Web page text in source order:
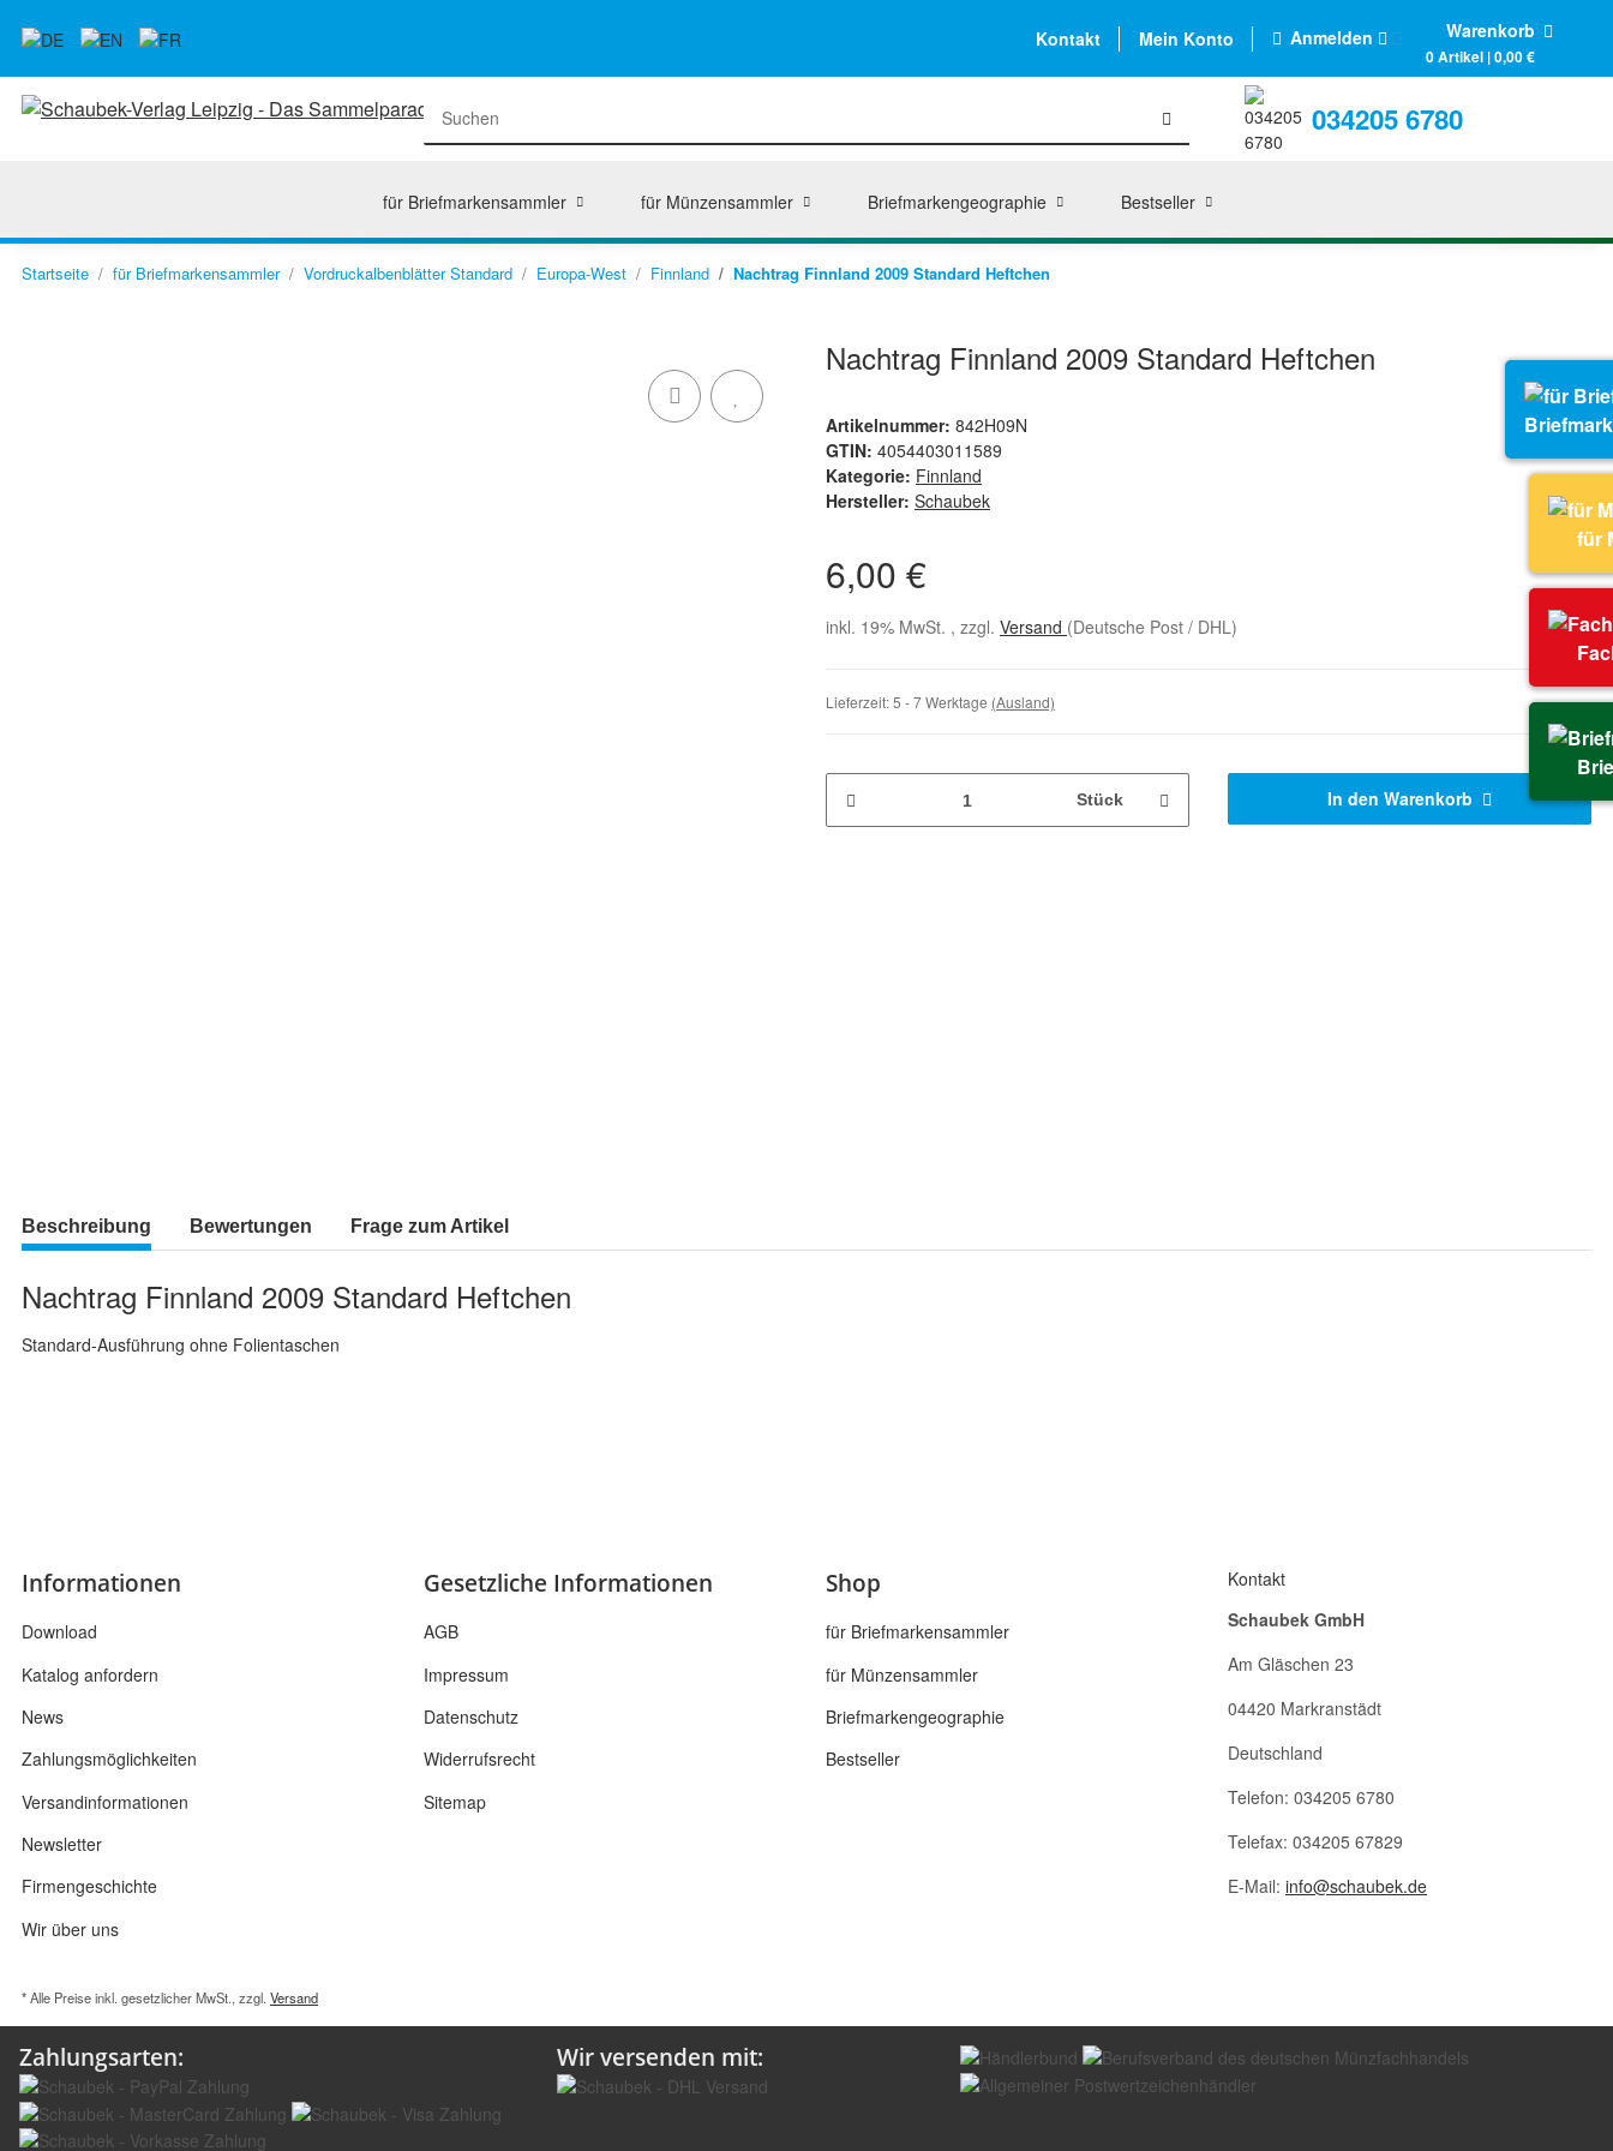
Kontakt Mein Konto Anmelden Warenkorb
0 Artikel | 0,00 €
034205 6780
für Briefmarkensammler für Münzensammler Briefmarkengeographie Bestseller
Startseite für Briefmarkensammler Vordruckalbenblätter Standard Europa-West Finnland Nachtrag Finnland 2009 Standard Heftchen
Nachtrag Finnland 2009 Standard Heftchen
Artikelnummer: 842H09N
GTIN: 4054403011589
Kategorie: Finnland
Hersteller: Schaubek
6,00 €
inkl. 19% MwSt. , zzgl. Versand (Deutsche Post / DHL)
Lieferzeit:5 - 7 Werktage (Ausland)
Stück In den Warenkorb
Beschreibung Bewertungen Frage zum Artikel
Nachtrag Finnland 2009 Standard Heftchen
Standard-Ausführung ohne Folientaschen
Informationen
Download
Katalog anfordern
News
Zahlungsmöglichkeiten
Versandinformationen
Newsletter
Firmengeschichte
Wir über uns
Gesetzliche Informationen
AGB
Impressum
Datenschutz
Widerrufsrecht
Sitemap
Shop
für Briefmarkensammler
für Münzensammler
Briefmarkengeographie
Bestseller
Kontakt
Schaubek GmbH
Am Gläschen 23
04420 Markranstädt
Deutschland
Telefon: 034205 6780
Telefax: 034205 67829
E-Mail: info@schaubek.de
* Alle Preise inkl. gesetzlicher MwSt., zzgl. Versand
Zahlungsarten: Wir versenden mit:
für